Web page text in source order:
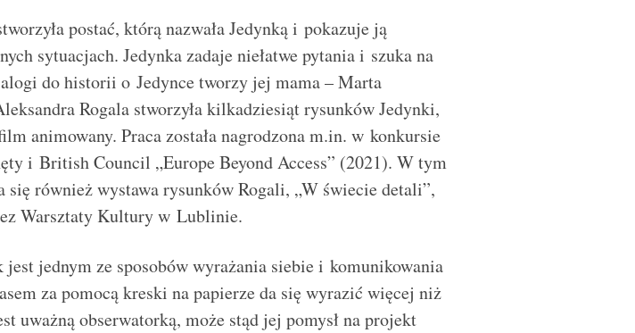
postać, którą nazwała Jedynką i pokazuje ją
sytuacjach. Jedynka zadaje niełatwe pytania i szuka na
do historii o Jedynce tworzy jej mama – Marta
Rogala stworzyła kilkadziesiąt rysunków Jedynki,
animowany. Praca została nagrodzona m.in. w konkursie
i British Council „Europe Beyond Access” (2021). W tym
się również wystawa rysunków Rogali, „W świecie detali”,
Warsztaty Kultury w Lublinie.
jednym ze sposobów wyrażania siebie i komunikowania
za pomocą kreski na papierze da się wyrazić więcej niż
uważną obserwatorką, może stąd jej pomysł na projekt